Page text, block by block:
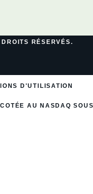
RÉSERVÉS.
D'UTILISATION
AU NASDAQ